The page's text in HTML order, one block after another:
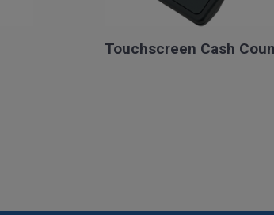
Touchscreen Cash